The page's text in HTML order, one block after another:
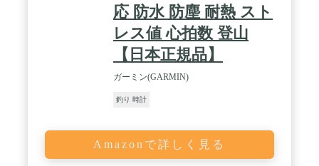
応 防水 防塵 耐熱 スト
レス値 心拍数 登山
【日本正規品】
ガーミン(GARMIN)
釣り 時計
Amazonで詳しく見る